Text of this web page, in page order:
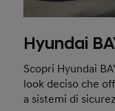
Hyundai
Scopri Hyundai
look deciso che
a sistemi di